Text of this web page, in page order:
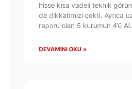
hisse kısa vadeli teknik
de dikkatimizi çekti. Ayrıca
raporu olan 5 kurumun 4’ü
DEVAMINI OKU »